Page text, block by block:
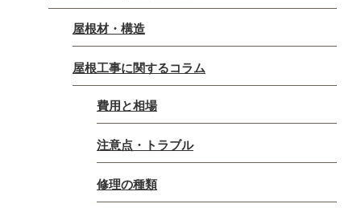
屋根材・構造
屋根工事に関するコラム
費用と相場
注意点・トラブル
修理の種類